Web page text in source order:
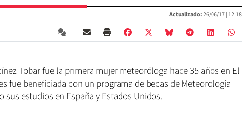
Actualizado:26/06/17 | 12:18
Tobar fue la primera mujer meteoróloga hace 35 años en El
fue beneficiada con un programa de becas de Meteorología
sus estudios en España y Estados Unidos.